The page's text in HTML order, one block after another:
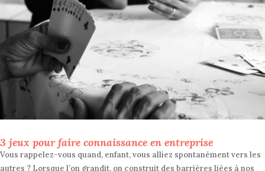
3 jeux pour faire connaissance en entreprise
Vous rappelez-vous quand, enfant, vous alliez spontanément vers les
autres ? Lorsque l’on grandit, on construit des barrières liées à nos